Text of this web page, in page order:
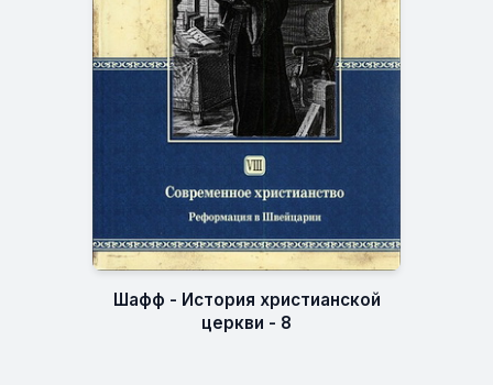
Шафф - История христианской
церкви - 8